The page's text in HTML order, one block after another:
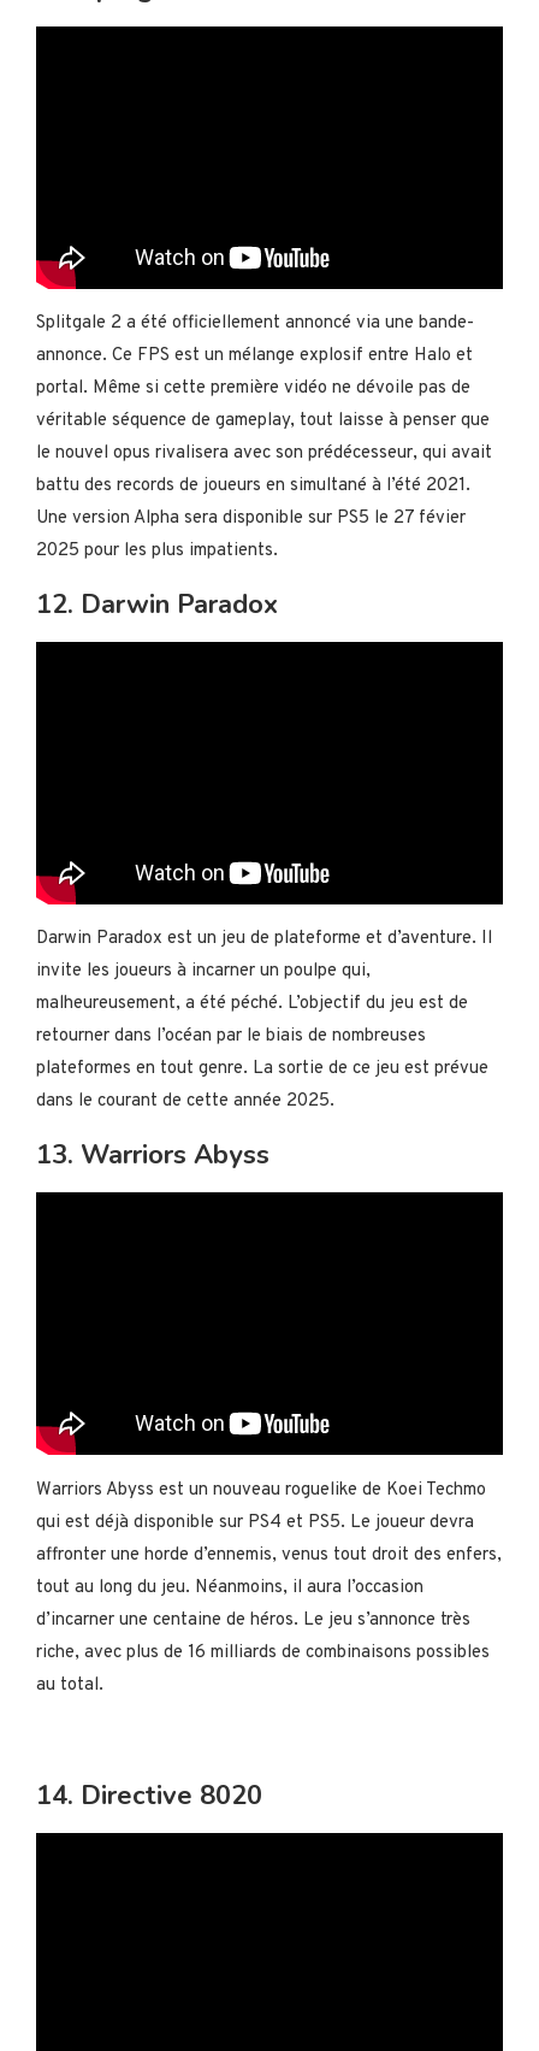
Splitgale 2 a été officiellement annoncé via une bande-
annonce. Ce FPS est un mélange explosif entre Halo et
portal. Même si cette première vidéo ne dévoile pas de
véritable séquence de gameplay, tout laisse à penser que
le nouvel opus rivalisera avec son prédécesseur, qui avait
battu des records de joueurs en simultané à l’été 2021.
Une version Alpha sera disponible sur PS5 le 27 févier
2025 pour les plus impatients.
12. Darwin Paradox
Darwin Paradox est un jeu de plateforme et d’aventure. Il
invite les joueurs à incarner un poulpe qui,
malheureusement, a été péché. L’objectif du jeu est de
retourner dans l’océan par le biais de nombreuses
plateformes en tout genre. La sortie de ce jeu est prévue
dans le courant de cette année 2025.
13. Warriors Abyss
Warriors Abyss est un nouveau roguelike de Koei Techmo
qui est déjà disponible sur PS4 et PS5. Le joueur devra
affronter une horde d’ennemis, venus tout droit des enfers,
tout au long du jeu. Néanmoins, il aura l’occasion
d’incarner une centaine de héros. Le jeu s’annonce très
riche, avec plus de 16 milliards de combinaisons possibles
au total.
14. Directive 8020